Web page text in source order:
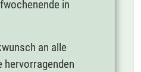
in
an alle
hervorragenden